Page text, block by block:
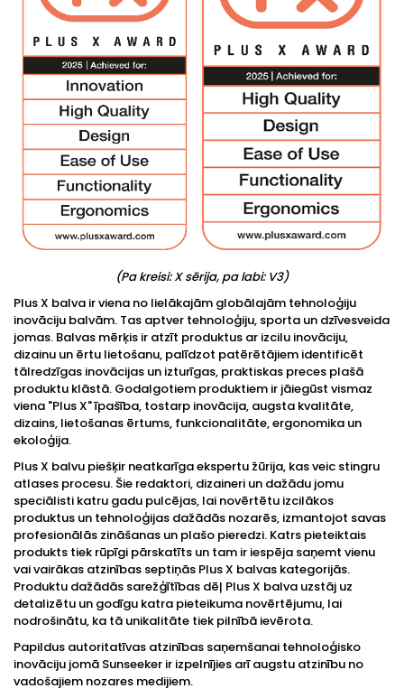
(Pa kreisi: X sērija, pa labi: V3)
Plus X balva ir viena no lielākajām globālajām tehnoloģiju
inovāciju balvām. Tas aptver tehnoloģiju, sporta un dzīvesveida
jomas. Balvas mērķis ir atzīt produktus ar izcilu inovāciju,
dizainu un ērtu lietošanu, palīdzot patērētājiem identificēt
tālredzīgas inovācijas un izturīgas, praktiskas preces plašā
produktu klāstā. Godalgotiem produktiem ir jāiegūst vismaz
viena "Plus X" īpašība, tostarp inovācija, augsta kvalitāte,
dizains, lietošanas ērtums, funkcionalitāte, ergonomika un
ekoloģija.
Plus X balvu piešķir neatkarīga ekspertu žūrija, kas veic stingru
atlases procesu. Šie redaktori, dizaineri un dažādu jomu
speciālisti katru gadu pulcējas, lai novērtētu izcilākos
produktus un tehnoloģijas dažādās nozarēs, izmantojot savas
profesionālās zināšanas un plašo pieredzi. Katrs pieteiktais
produkts tiek rūpīgi pārskatīts un tam ir iespēja saņemt vienu
vai vairākas atzinības septiņās Plus X balvas kategorijās.
Produktu dažādās sarežģītības dēļ Plus X balva uzstāj uz
detalizētu un godīgu katra pieteikuma novērtējumu, lai
nodrošinātu, ka tā unikalitāte tiek pilnībā ievērota.
Papildus autoritatīvas atzinības saņemšanai tehnoloģisko
inovāciju jomā Sunseeker ir izpelnījies arī augstu atzinību no
vadošajiem nozares medijiem.